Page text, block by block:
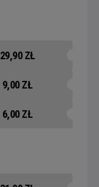
29,90 ZŁ
9,00 ZŁ
6,00 ZŁ